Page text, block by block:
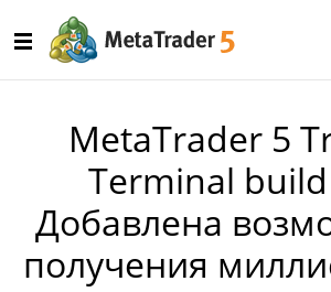
MetaTrader 5
Terminal build
Добавлена
получения